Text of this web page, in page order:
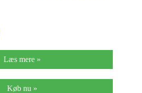
Læs mere »
Køb nu »